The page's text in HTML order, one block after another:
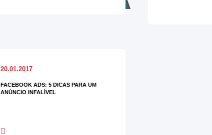
20.01.2017
FACEBOOK ADS: 5 DICAS PARA UM
ANÚNCIO INFALÍVEL